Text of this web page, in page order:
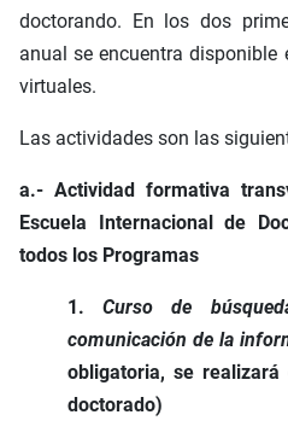
doctorando. En los dos
anual se encuentra disponible
virtuales.
Las actividades son las
a.- Actividad formativa
Escuela Internacional de
todos los Programas
1.Curso de
comunicación de la
obligatoria, se
doctorado)